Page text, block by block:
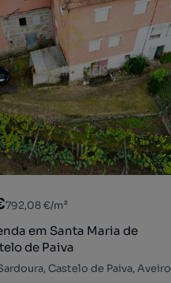
792,08 €/m²
em Santa Maria de
de Paiva
Castelo de Paiva, Aveiro